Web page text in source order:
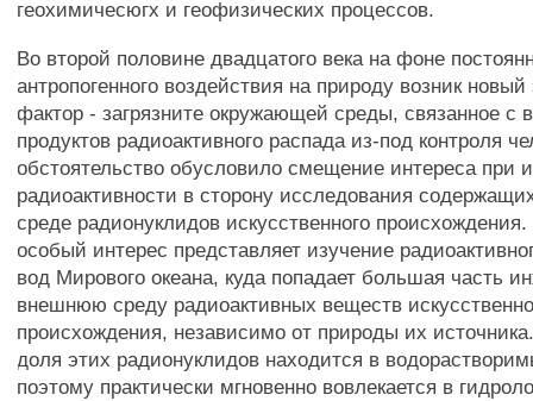
геохимичесюгх и геофизических процессов.
Во второй половине двадцатого века на фоне
антропогенного воздействия на природу возник новый
фактор - загрязните окружающей среды, связанное с
продуктов радиоактивного распада из-под контроля
обстоятельство обусловило смещение интереса при
радиоактивности в сторону исследования
среде радионуклидов искусственного
особый интерес представляет изучение
вод Мирового океана, куда попадает большая часть
внешнюю среду радиоактивных веществ
происхождения, независимо от природы их
доля этих радионуклидов находится в
поэтому практически мгновенно вовлекается в